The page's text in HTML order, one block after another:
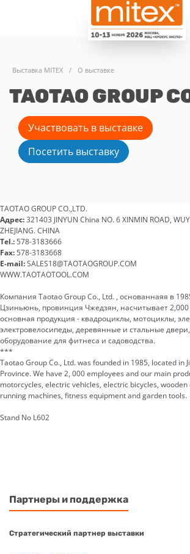
Выставка MITEX / О выставке
TAOTAO GROUP
Участвовать в выставке
Посетить выставку
TAOTAO GROUP CO.,LTD.
Адрес:321403 JINYUN China NO. 6 XINMIN ROAD,
ZHEJIANG. CHINA
Tel.: 578-3183666
Fax: 578-3183668
E-mail:SALES18@TAOTAOGROUP.COM
WWW.TAOTAOTOOL.COM
Компания Taotao Group Co., Ltd. , основаннаяя в
Цзиньюнь, провинция Чжедзян, насчитывает
основная продукция - квадроциклы, мотоциклы,
электровелосипеды, деревянные и стальные
оборудование для фитнеса и садоводства.
***
Taotao Group Co., Ltd. was founded in 1985, located in
Province. We have 2, 000 employees and our main
motorcycles, electric vehicles, electric bicycles,
running machines, fitness equipment and garden tools.
Stand No L602
Партнеры и поддержка
Стратегический партнер выставки